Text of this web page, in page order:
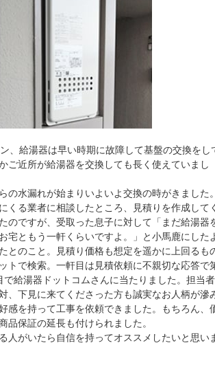
、給湯器は早い時期に故障して基盤の交換をし
ご近所が給湯器を交換しても長く使えていまし
の水漏れが始まりいよいよ交換の時がきました
くる業者に相談したところ、見積りを作成して
のですが、受取った息子に対して「まだ給湯器
宅ともう一軒くらいですよ。」と小馬鹿にした
とのこと。見積り価格も想定を遥かに上回るも
トで検索。一軒目は見積依頼に不親切な応答で
で給湯器ドットコムさんに当たりました。担当者
、下見に来てくださった方も誠実なお人柄が滲
感を持って工事を依頼できました。もちろん、
品保証の延長も付けられました。
人がいたら自信を持ってオススメしたいと思い